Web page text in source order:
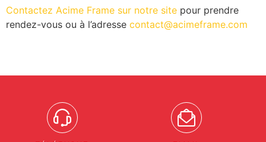
Contactez Acime Frame sur notre site pour prendre
rendez-vous ou à l’adresse contact@acimeframe.com